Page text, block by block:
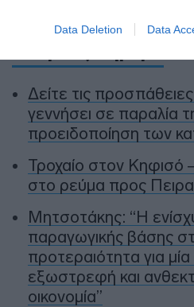
Data Deletion Data
Δείτε τις
γεννήσει σε παραλία
προειδοποίηση των
Τροχαίο στον Κηφισό
στο ρεύμα προς
Μητσοτάκης: “Η
παραγωγικής βάσης
προτεραιότητα για
εξωστρεφή και
οικονομία”